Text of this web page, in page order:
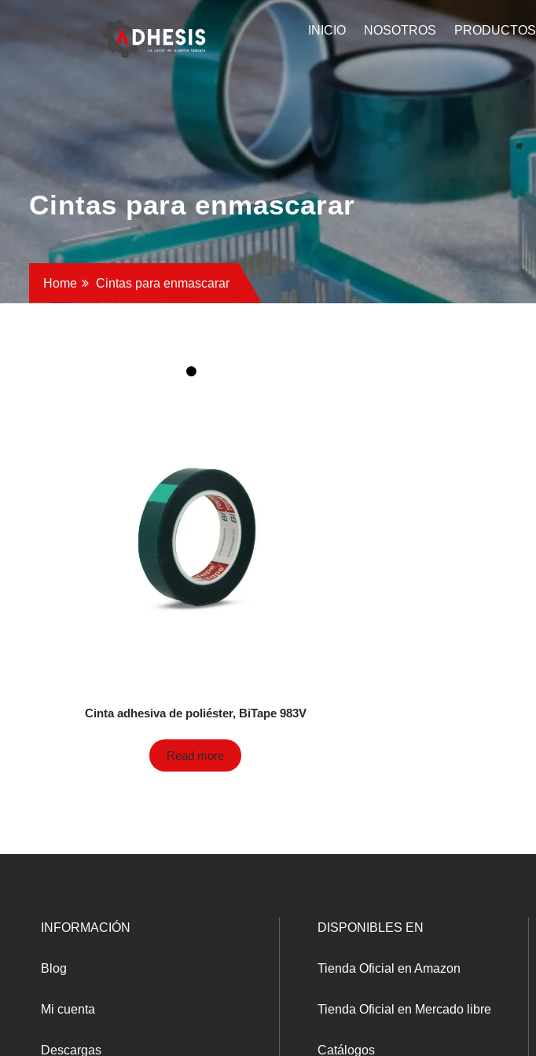
INICIO NOSOTROS PRODUCTOS
Cintas para enmascarar
Home Cintas para enmascarar
Cinta adhesiva de poliéster, BiTape 983V
Read more
INFORMACIÓN
Blog
Mi cuenta
Descargas
DISPONIBLES EN
Tienda Oficial en Amazon
Tienda Oficial en Mercado libre
Catálogos